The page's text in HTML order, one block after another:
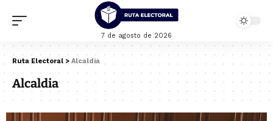
7 de agosto de 2026
Ruta Electoral > Alcaldia
Alcaldia